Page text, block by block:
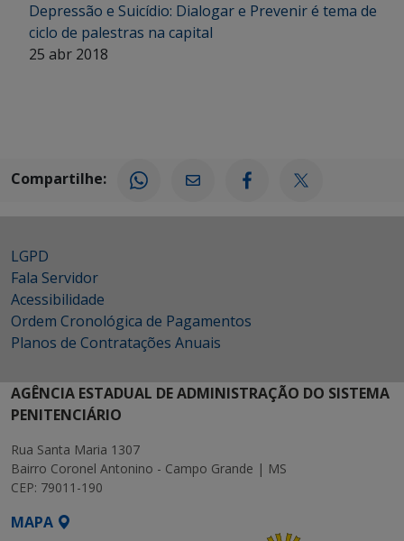
Depressão e Suicídio: Dialogar e Prevenir é tema de
ciclo de palestras na capital
25 abr 2018
Compartilhe:
LGPD
Fala Servidor
Acessibilidade
Ordem Cronológica de Pagamentos
Planos de Contratações Anuais
AGÊNCIA ESTADUAL DE ADMINISTRAÇÃO DO SISTEMA
PENITENCIÁRIO
Rua Santa Maria 1307
Bairro Coronel Antonino - Campo Grande | MS
CEP: 79011-190
MAPA